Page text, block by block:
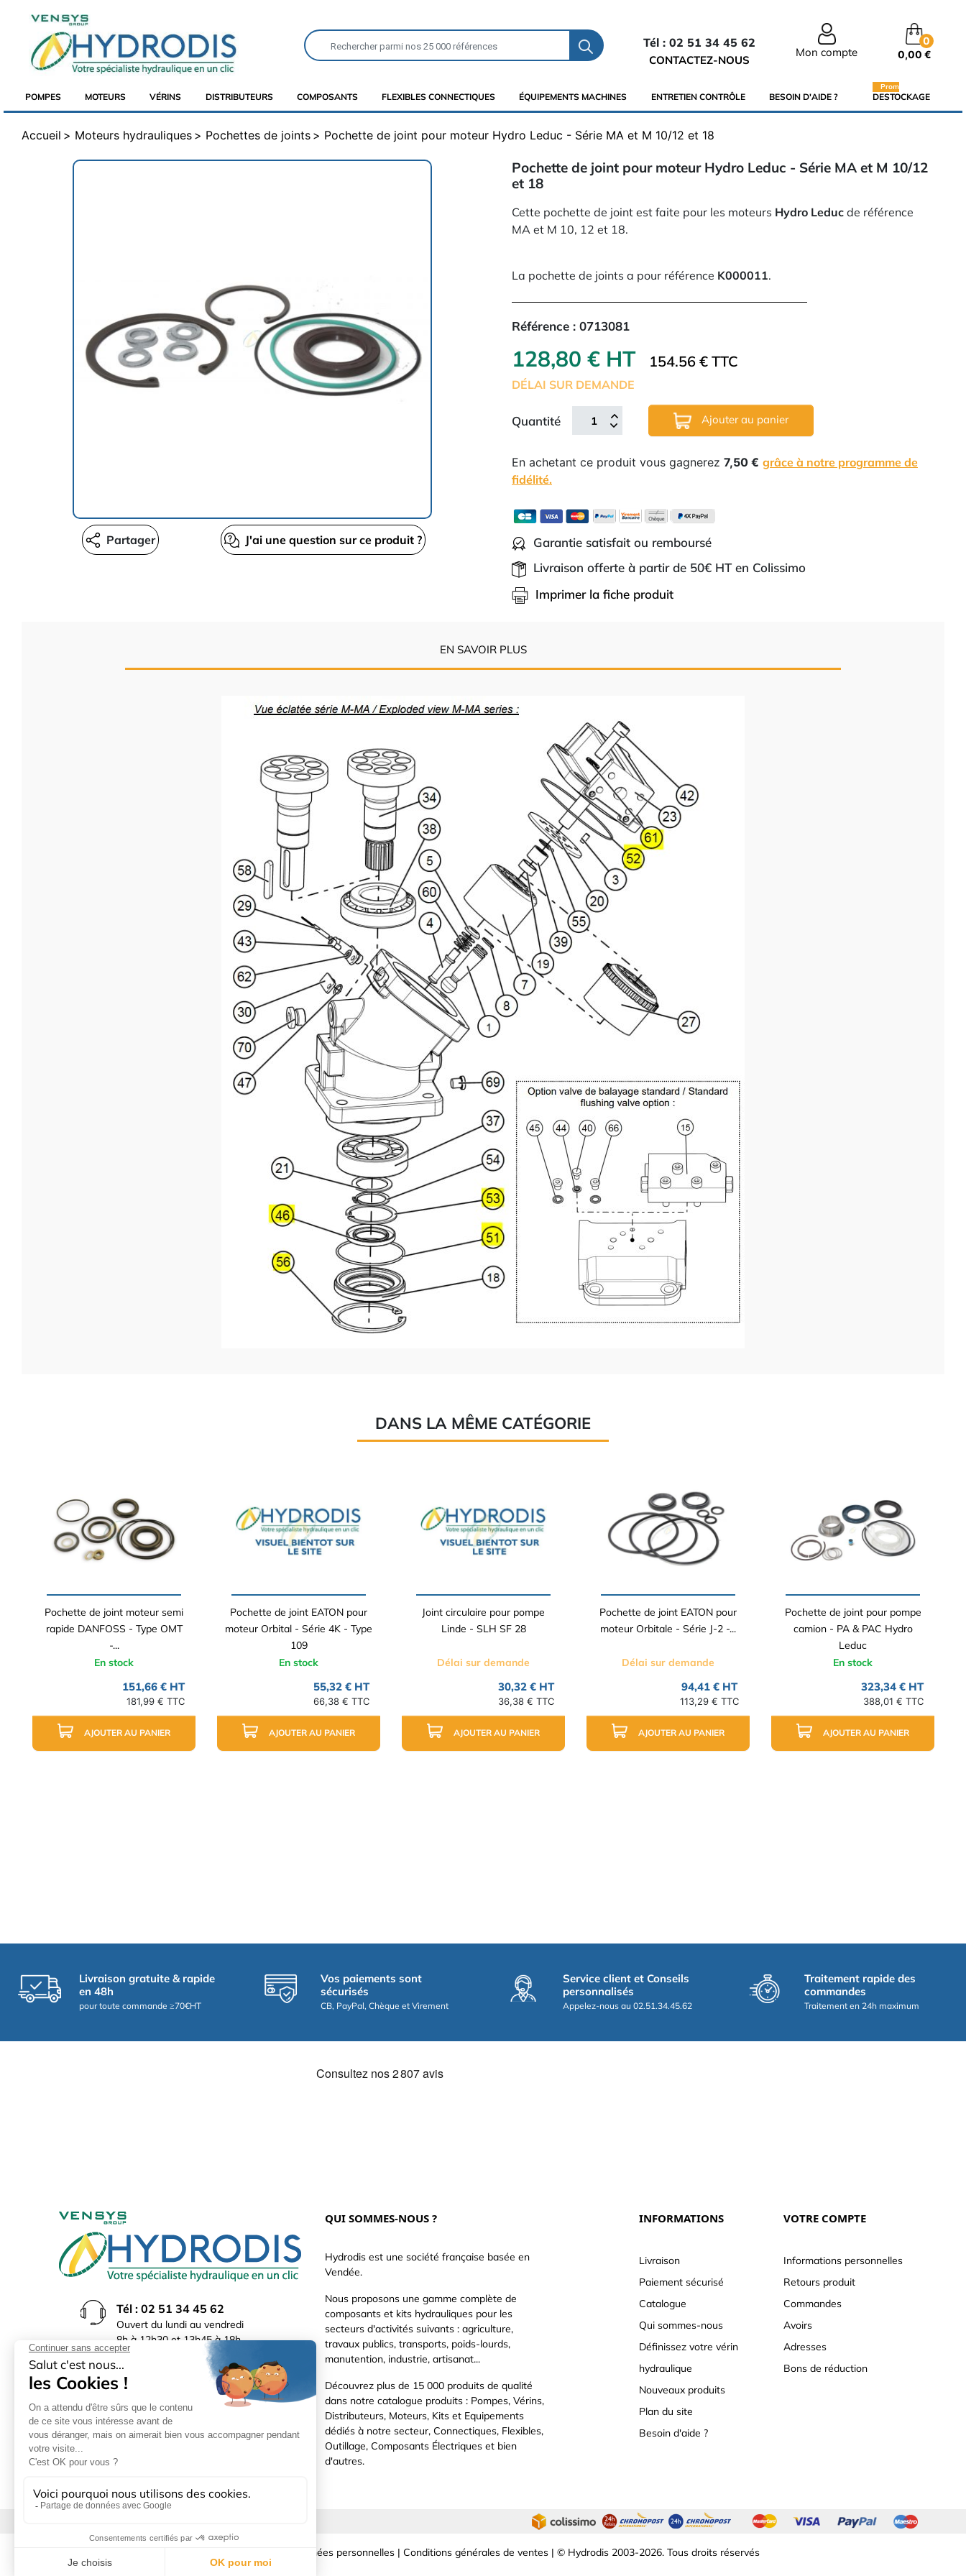
Tél : 02 51 34 45 62
CONTACTEZ-NOUS
Mon compte
0
0,00 €
POMPES MOTEURS VÉRINS DISTRIBUTEURS COMPOSANTS FLEXIBLES CONNECTIQUES ÉQUIPEMENTS MACHINES ENTRETIEN CONTRÔLE BESOIN D'AIDE ? DESTOCKAGE
Promo
Accueil Moteurs hydrauliques Pochettes de joints Pochette de joint pour moteur Hydro Leduc - Série MA et M 10/12 et 18
J'ai une question sur ce produit ?
Partager
Pochette de joint pour moteur Hydro Leduc - Série MA et M 10/12
et 18
Cette pochette de joint est faite pour les moteurs Hydro Leduc de référence
MA et M 10, 12 et 18.
La pochette de joints a pour référence K000011.
Référence : 0713081
128,80 € HT 154.56 € TTC
DÉLAI SUR DEMANDE
Quantité Ajouter au panier
En achetant ce produit vous gagnerez 7,50 € grâce à notre programme de
fidélité.
Garantie satisfait ou remboursé
Livraison offerte à partir de 50€ HT en Colissimo
Imprimer la fiche produit
EN SAVOIR PLUS
DANS LA MÊME CATÉGORIE
Pochette de joint moteur semi
rapide DANFOSS - Type OMT
-...
En stock
151,66 € HT
181,99 € TTC
AJOUTER AU PANIER
Pochette de joint EATON pour
moteur Orbital - Série 4K - Type
109
En stock
55,32 € HT
66,38 € TTC
AJOUTER AU PANIER
Joint circulaire pour pompe
Linde - SLH SF 28
Délai sur demande
30,32 € HT
36,38 € TTC
AJOUTER AU PANIER
Pochette de joint EATON pour
moteur Orbitale - Série J-2 -...
Délai sur demande
94,41 € HT
113,29 € TTC
AJOUTER AU PANIER
Pochette de joint pour pompe
camion - PA & PAC Hydro
Leduc
En stock
323,34 € HT
388,01 € TTC
AJOUTER AU PANIER
Livraison gratuite & rapide
en 48h
pour toute commande ≥70€HT
Vos paiements sont
sécurisés
CB, PayPal, Chèque et Virement
Service client et Conseils
personnalisés
Appelez-nous au 02.51.34.45.62
Traitement rapide des
commandes
Traitement en 24h maximum
Tél : 02 51 34 45 62
Ouvert du lundi au vendredi
8h à 12h30 et 13h45 à 18h
(17h30 le vendredi)
Rue du Bocage La Ribotière
85170 Le Poiré sur Vie
QUI SOMMES-NOUS ?
Hydrodis est une société française basée en
Vendée.
Nous proposons une gamme complète de
composants et kits hydrauliques pour les
secteurs d'activités suivants : agriculture,
travaux publics, transports, poids-lourds,
manutention, industrie, artisanat...
Découvrez plus de 15 000 produits de qualité
dans notre catalogue produits : Pompes, Vérins,
Distributeurs, Moteurs, Kits et Equipements
dédiés à notre secteur, Connectiques, Flexibles,
Outillage, Composants Électriques et bien
d'autres.
INFORMATIONS
Livraison
Paiement sécurisé
Catalogue
Qui sommes-nous
Définissez votre vérin
hydraulique
Nouveaux produits
Plan du site
Besoin d'aide ?
VOTRE COMPTE
Informations personnelles
Retours produit
Commandes
Avoirs
Adresses
Bons de réduction
Données personnelles | Conditions générales de ventes | © Hydrodis 2003-2026. Tous droits réservés